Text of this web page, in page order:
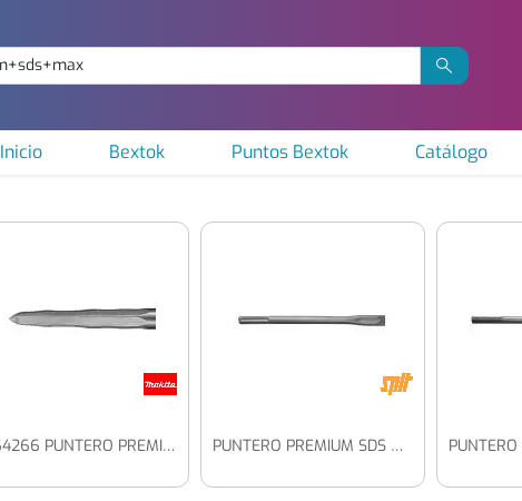
Inicio Bextok Puntos Bextok Catálogo
B-64266 PUNTERO PREMIUM 400 MM, PARA SDS-MAX PUNTERO PREMIUM SDS MAX